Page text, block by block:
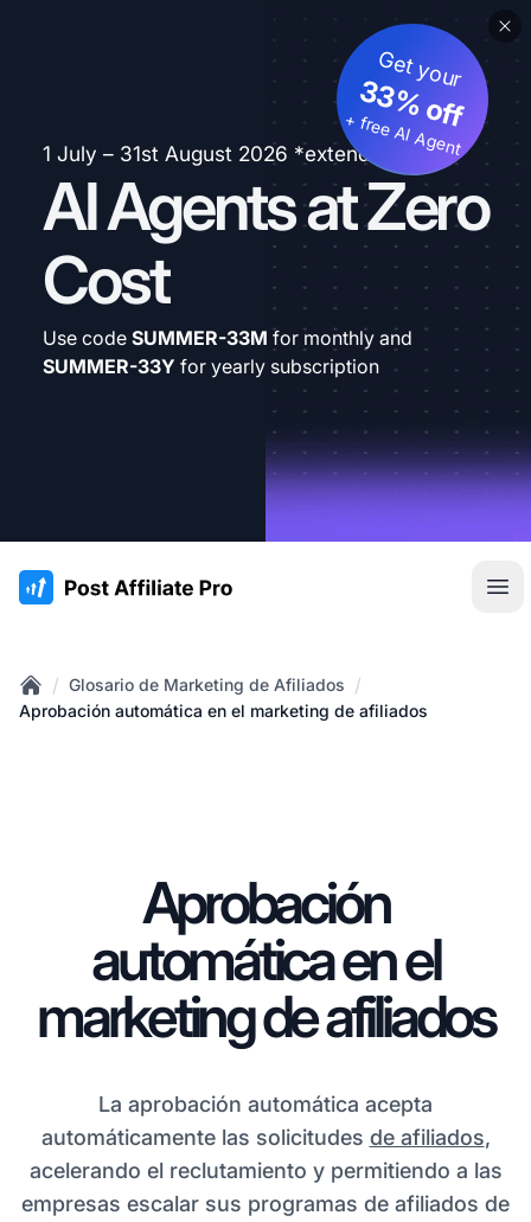
1 July – 31st August 2026 *extended
AI Agents at Zero
Cost
Get your
33% off
+ free AI Agent
Use code SUMMER-33M for monthly and
SUMMER-33Y for yearly subscription
:site.title
Home
/ Glosario de Marketing de Afiliados /
Aprobación automática en el marketing de afiliados
Aprobación
automática en el
marketing de afiliados
La aprobación automática acepta
automáticamente las solicitudes de afiliados,
acelerando el reclutamiento y permitiendo a las
empresas escalar sus programas de afiliados de